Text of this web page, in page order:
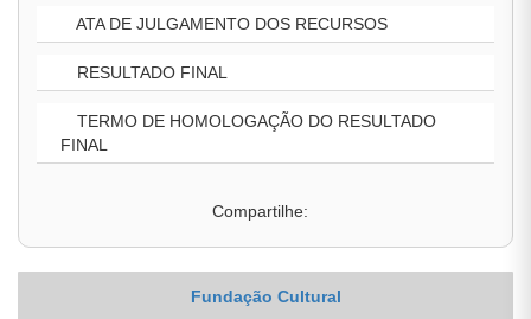
ATA DE JULGAMENTO DOS RECURSOS
RESULTADO FINAL
TERMO DE HOMOLOGAÇÃO DO RESULTADO
FINAL
Compartilhe:
Fundação Cultural